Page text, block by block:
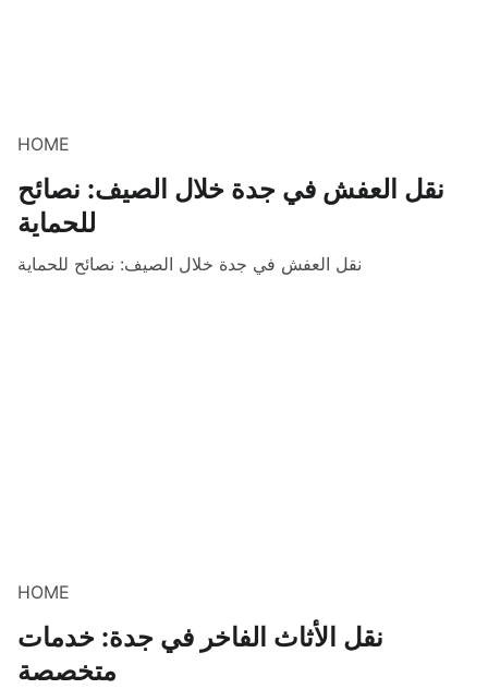
HOME
نقل العفش في جدة خلال الصيف: نصائح
للحماية
نقل العفش في جدة خلال الصيف: نصائح للحماية
HOME
نقل الأثاث الفاخر في جدة: خدمات
متخصصة